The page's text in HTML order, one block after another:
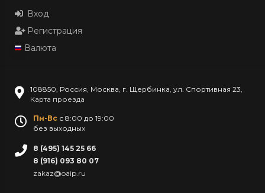
Вход
Регистрация
Валюта
108850, Россия, Москва, г. Щербинка, ул. Спортивная 23,
Карта проезда
Пн-Вс с 8:00 до 19:00
без выходных
8 (495) 145 25 66
8 (916) 093 80 07
zakaz@oaip.ru